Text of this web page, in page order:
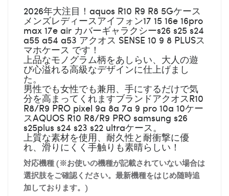
2026年大注目！aquos R10 R9 R8 5Gケース
メンズレディースアイフォン17 15 16e 16pro
max 17e air カバーギャラクシーs26 s25 s24
a55 a54 a53 アクオス SENSE 10 9 8 PLUSス
マホケース です！
上品なモノグラム柄をあしらい、大人の遊
び心溢れる高級なデザインに仕上げまし
た。
男性でも女性でも兼用、手にするだけで気
分を高まってくれますブランドアクオスR10
R8/R9 PRO pixel 9a 8a 7a 9 pro 10a 10ケー
スAQUOS R10 R8/R9 PRO samsung s26
s25plus s24 s23 s22 ultraケース。
上質な素材を使用、耐久性と耐衝撃に優
れ、滑りにくく手触りも素晴らしい！
対応機種 (※お使いの機種が記載されていない場合は
選択肢をご確認ください。最新機種をはじめ随時追
加しております。)